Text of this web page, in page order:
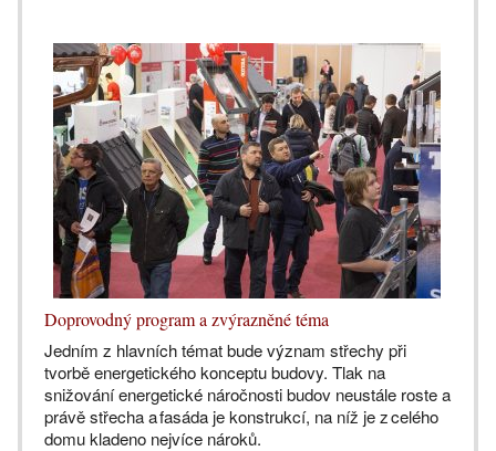
Doprovodný program a zvýrazněné téma
Jedním z hlavních témat bude význam střechy při
tvorbě energetického konceptu budovy. Tlak na
snižování energetické náročnosti budov neustále roste a
právě střecha a fasáda je konstrukcí, na níž je z celého
domu kladeno nejvíce nároků.